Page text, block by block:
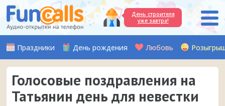
День строителя
уже завтра!
Праздники День рождения Любовь
Голосовые поздравления на
Татьянин день для невестки